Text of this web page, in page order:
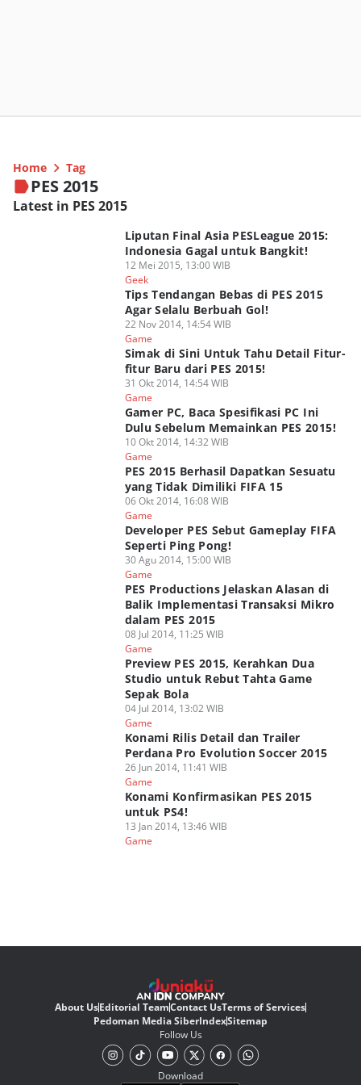
Home Tag
PES 2015
Latest in PES 2015
Liputan Final Asia PESLeague 2015:
Indonesia Gagal untuk Bangkit!
12 Mei 2015, 13:00 WIB
Geek
Tips Tendangan Bebas di PES 2015
Agar Selalu Berbuah Gol!
22 Nov 2014, 14:54 WIB
Game
Simak di Sini Untuk Tahu Detail Fitur-
fitur Baru dari PES 2015!
31 Okt 2014, 14:54 WIB
Game
Gamer PC, Baca Spesifikasi PC Ini
Dulu Sebelum Memainkan PES 2015!
10 Okt 2014, 14:32 WIB
Game
PES 2015 Berhasil Dapatkan Sesuatu
yang Tidak Dimiliki FIFA 15
06 Okt 2014, 16:08 WIB
Game
Developer PES Sebut Gameplay FIFA
Seperti Ping Pong!
30 Agu 2014, 15:00 WIB
Game
PES Productions Jelaskan Alasan di
Balik Implementasi Transaksi Mikro
dalam PES 2015
08 Jul 2014, 11:25 WIB
Game
Preview PES 2015, Kerahkan Dua
Studio untuk Rebut Tahta Game
Sepak Bola
04 Jul 2014, 13:02 WIB
Game
Konami Rilis Detail dan Trailer
Perdana Pro Evolution Soccer 2015
26 Jun 2014, 11:41 WIB
Game
Konami Konfirmasikan PES 2015
untuk PS4!
13 Jan 2014, 13:46 WIB
Game
About UsEditorial TeamContact UsTerms of Services
Pedoman Media SiberIndexSitemap
Follow Us
Download